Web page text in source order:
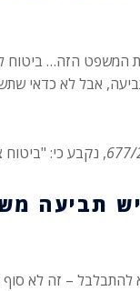
הזה… ביטוח
אבל לא כדאי
, נקבע כי:
– זה לא סוף